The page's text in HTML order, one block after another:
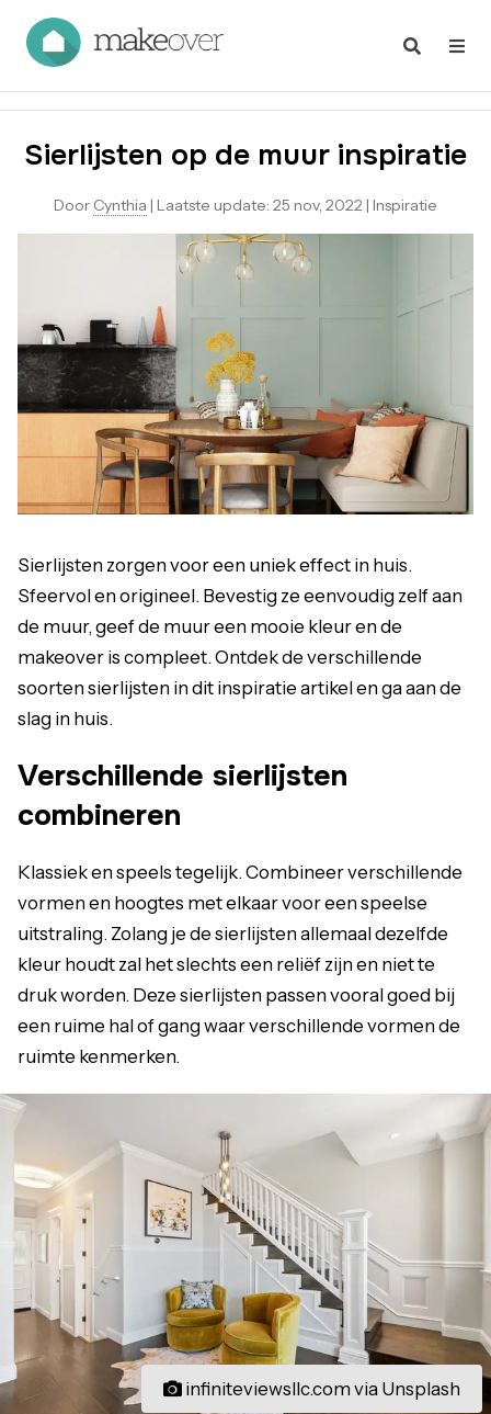
Sierlijsten op de muur inspiratie
Door Cynthia | Laatste update: 25 nov, 2022 | Inspiratie
Sierlijsten zorgen voor een uniek effect in huis.
Sfeervol en origineel. Bevestig ze eenvoudig zelf aan
de muur, geef de muur een mooie kleur en de
makeover is compleet. Ontdek de verschillende
soorten sierlijsten in dit inspiratie artikel en ga aan de
slag in huis.
Verschillende sierlijsten
combineren
Klassiek en speels tegelijk. Combineer verschillende
vormen en hoogtes met elkaar voor een speelse
uitstraling. Zolang je de sierlijsten allemaal dezelfde
kleur houdt zal het slechts een reliëf zijn en niet te
druk worden. Deze sierlijsten passen vooral goed bij
een ruime hal of gang waar verschillende vormen de
ruimte kenmerken.
infiniteviewsllc.com via Unsplash